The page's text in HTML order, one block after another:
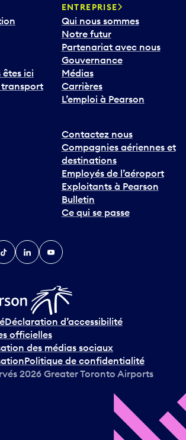
êtes ici
ENTREPRISE
Qui nous sommes
Notre futur
Partenariat avec nous
Gouvernance
Médias
Carrières
L’emploi à Pearson
Contactez nous
Compagnies aériennes et
destinations
Employés de l’aéroport
Exploitants à Pearson
Bulletin
Ce qui se passe
LinkedInYouTube
Déclaration d’accessibilité
officielles
des médias sociaux
Politique de confidentialité
2026 Greater Toronto Airports